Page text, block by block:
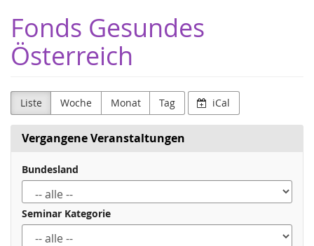
Haupt-
Inhalt
springen
Fonds Gesundes
Österreich
Liste Woche Monat Tag iCal
Vergangene Veranstaltungen
Bundesland
Seminar Kategorie